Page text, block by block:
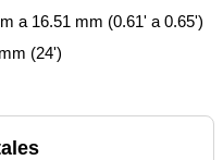
a 16.51 mm (0.61' a 0.65')
(24')